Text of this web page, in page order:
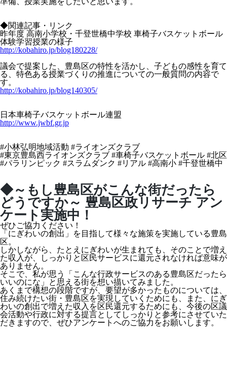
◆関連記事・リンク
昨年度 高南小学校・千登世橋中学校 車椅子バスケットボール
体験学習授業の様子
http://kobahiro.jp/blog180228/
議会で提案した、豊島区の特性を活かし、子どもの感性を育て
る、特色ある授業づくりの推進についての一般質問の内容で
す。
http://kobahiro.jp/blog140305/
日本車椅子バスケットボール連盟
http://www.jwbf.gr.jp
#小林弘明地域活動 #ライオンズクラブ
#東京豊島西ライオンズクラブ #車椅子バスケットボール #北区
#パラリンピック #スラムダンク #リアル #高南小 #千登世橋中
◆～もし豊島区がこんな街だったら
どうですか～ 豊島区政リサーチ アン
ケート実施中！
ぜひご協力ください！
「にぎわいの創出」を目指して様々な施策を実施している豊島
区。
しかしながら、たとえにぎわいが生まれても、そのことで増え
た収入が、しっかりと区民サービスに還元されなければ意味が
ありません。
そこで、私が思う「こんな行政サービスのある豊島区だったら
いいのにな」と思える街を想い描いてみました。
あくまで構想の段階ですが、要望が多かったものについては、
住み続けたい街・豊島区を実現していくためにも、また、にぎ
わいの創出で増えた収入を区民還元するためにも、今後の区議
会活動や行政に対する提言としてしっかりと参考にさせていた
だきますので、ぜひアンケートへのご協力をお願いします。